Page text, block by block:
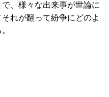
、様々な出来事が世論に
れが翻って紛争にどのよ